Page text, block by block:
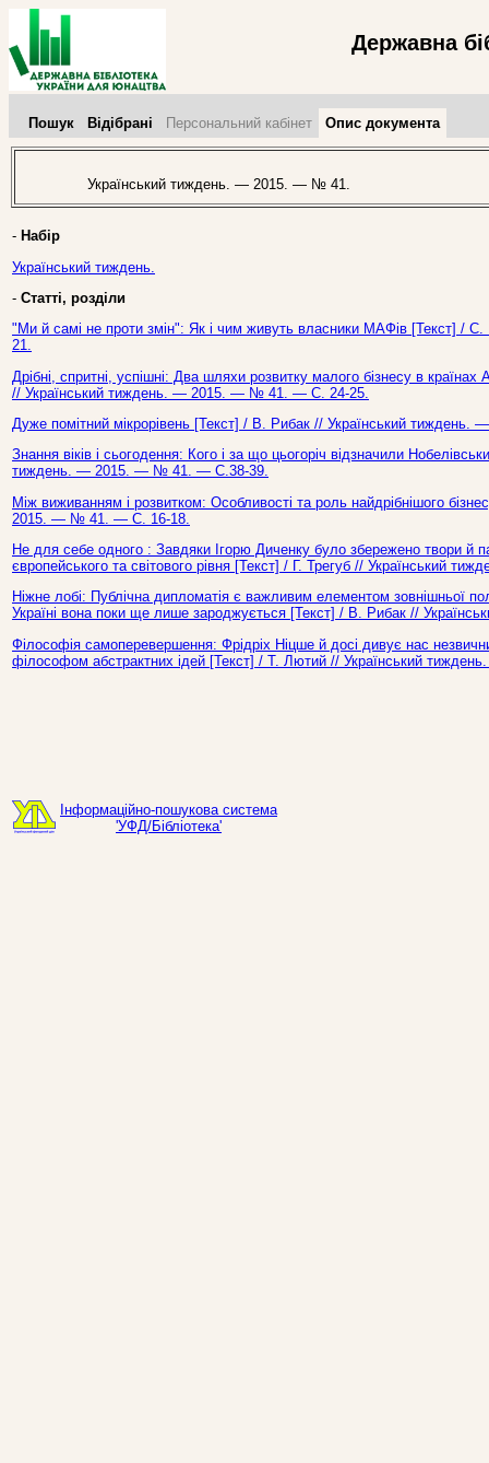
Державна
Пошук Відібрані Персональний кабінет Опис документа
Український тиждень. — 2015. — № 41.
- Набір
Український тиждень.
- Статті, розділи
"Ми й самі не проти змін": Як і чим живуть власники МАФів [Текст]
21.
Дрібні, спритні, успішні: Два шляхи розвитку малого бізнесу в
// Український тиждень. — 2015. — № 41. — С. 24-25.
Дуже помітний мікрорівень [Текст] / В. Рибак // Український
Знання віків і сьогодення: Кого і за що цьогоріч відзначили
тиждень. — 2015. — № 41. — С.38-39.
Між виживанням і розвитком: Особливості та роль найдрібнішого
2015. — № 41. — С. 16-18.
Не для себе одного : Завдяки Ігорю Диченку було збережено твори й
європейського та світового рівня [Текст] / Г. Трегуб // Український
Ніжне лобі: Публічна дипломатія є важливим елементом зовнішньої
Україні вона поки ще лише зароджується [Текст] / В. Рибак //
Філософія самоперевершення: Фрідріх Ніцше й досі дивує нас
філософом абстрактних ідей [Текст] / Т. Лютий // Український
Інформаційно-пошукова система
'УФД/Бібліотека'